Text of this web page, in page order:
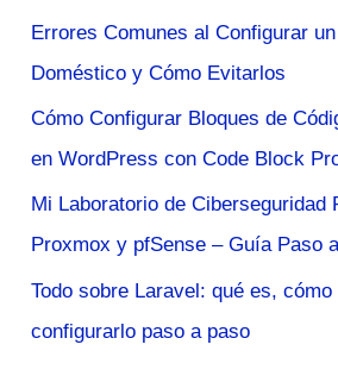
p
o
r
:
Errores Comunes al Configurar
Doméstico y Cómo Evitarlos
Cómo Configurar Bloques de
en WordPress con Code Block
Mi Laboratorio de Ciberseguridad
Proxmox y pfSense – Guía Paso
Todo sobre Laravel: qué es,
configurarlo paso a paso